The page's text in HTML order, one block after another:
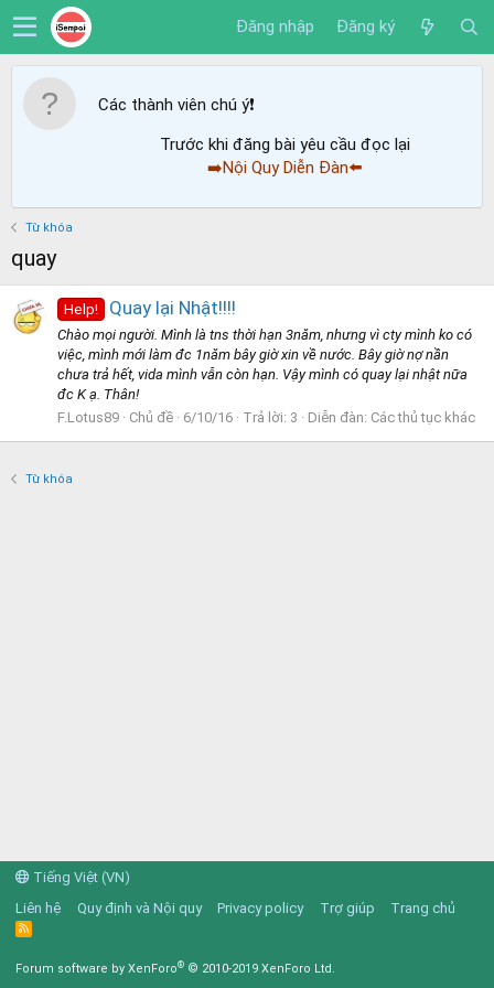
Đăng nhập Đăng ký
Các thành viên chú ý❗️
Trước khi đăng bài yêu cầu đọc lại
➡️Nội Quy Diễn Đàn⬅️
Từ khóa
quay
Help! Quay lại Nhật!!!!
Chào mọi người. Mình là tns thời hạn 3năm, nhưng vì cty mình ko có
việc, mình mới làm đc 1năm bây giờ xin về nước. Bây giờ nợ nần
chưa trả hết, vida mình vẫn còn hạn. Vậy mình có quay lại nhật nữa
đc K ạ. Thân!
F.Lotus89
Chủ đề 6/10/16 Trả lời: 3 Diễn đàn: Các thủ tục khác
Từ khóa
Tiếng Việt (VN)
Liên hệ
Quy định và Nội quy Privacy policy Trợ giúp Trang chủ
R
S
Forum software by XenForo® © 2010-2019 XenForo Ltd.